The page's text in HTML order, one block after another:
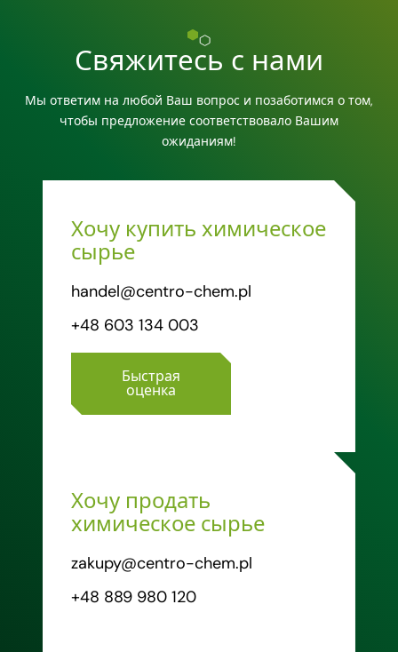
Свяжитесь с нами
Мы ответим на любой Ваш вопрос и позаботимся о том,
чтобы предложение соответствовало Вашим
ожиданиям!
Хочу купить химическое
сырье
handel@centro-chem.pl
+48 603 134 003
Быстрая
оценка
Хочу продать
химическое сырье
zakupy@centro-chem.pl
+48 889 980 120